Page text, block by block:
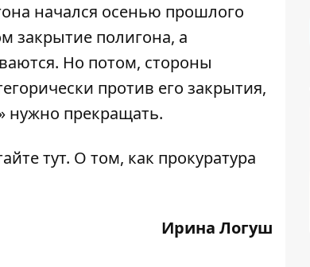
начался осенью прошлого
закрытие полигона, а
Но потом, стороны
против его закрытия,
нужно прекращать.
тут. О том, как прокуратура
Ирина Логуш